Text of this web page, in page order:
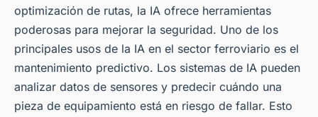
optimización de rutas, la IA ofrece herramientas
poderosas para mejorar la seguridad. Uno de los
principales usos de la IA en el sector ferroviario es el
mantenimiento predictivo. Los sistemas de IA pueden
analizar datos de sensores y predecir cuándo una
pieza de equipamiento está en riesgo de fallar. Esto